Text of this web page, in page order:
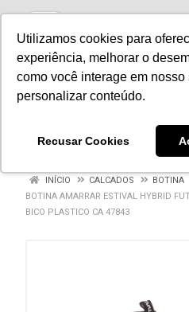
Utilizamos cookies para
experiência, melhorar o
como você interage em nosso
personalizar conteúdo.
Recusar Cookies
INÍCIO CALCADOS
BOTINA
BOTINA AMARRAR ESTIVAL HYBRID
BICO PLASTICO CA 47843